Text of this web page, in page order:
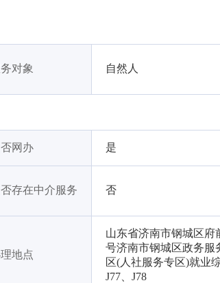
对象 自然人
网办 是
存在中介服务 否
地点
山东省济南市钢城区府
号济南市钢城区政务服
区(人社服务专区)就业综
J77、J78